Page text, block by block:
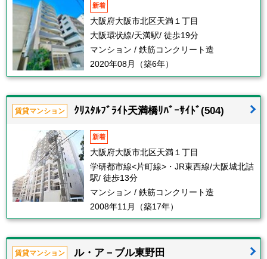
新着
大阪府大阪市北区天満１丁目
大阪環状線/天満駅/ 徒歩19分
マンション / 鉄筋コンクリート造
2020年08月（築6年）
賃貸マンション ｸﾘｽﾀﾙﾌﾞﾗｲﾄ天満橋ﾘﾊﾞｰｻｲﾄﾞ(504)
新着
大阪府大阪市北区天満１丁目
学研都市線<片町線>・JR東西線/大阪城北詰
駅/ 徒歩13分
マンション / 鉄筋コンクリート造
2008年11月（築17年）
賃貸マンション ル・ア－ブル東野田